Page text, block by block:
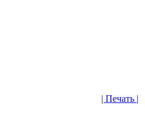
| Печать |